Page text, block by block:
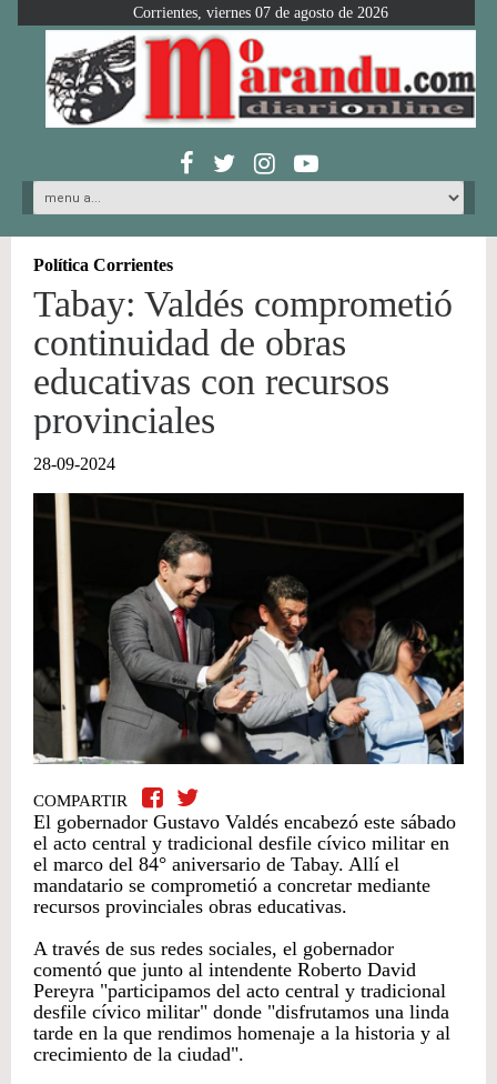
Corrientes, viernes 07 de agosto de 2026
Política Corrientes
Tabay: Valdés comprometió
continuidad de obras
educativas con recursos
provinciales
28-09-2024
COMPARTIR
El gobernador Gustavo Valdés encabezó este sábado
el acto central y tradicional desfile cívico militar en
el marco del 84° aniversario de Tabay. Allí el
mandatario se comprometió a concretar mediante
recursos provinciales obras educativas.
A través de sus redes sociales, el gobernador
comentó que junto al intendente Roberto David
Pereyra "participamos del acto central y tradicional
desfile cívico militar" donde "disfrutamos una linda
tarde en la que rendimos homenaje a la historia y al
crecimiento de la ciudad".